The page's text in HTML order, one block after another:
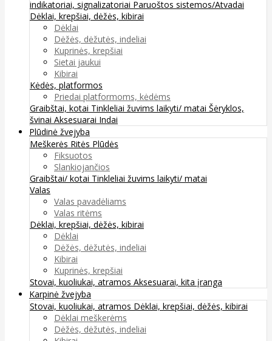
indikatoriai, signalizatoriai Paruoštos sistemos/Atvadai
Dėklai, krepšiai, dėžės, kibirai
Dėklai
Dėžės, dėžutės, indeliai
Kuprinės, krepšiai
Sietai jaukui
Kibirai
Kėdės, platformos
Priedai platformoms, kėdėms
Graibštai, kotai Tinkleliai žuvims laikyti/ matai Šėryklos,
švinai Aksesuarai Indai
Plūdinė žvejyba
Meškerės Ritės Plūdės
Fiksuotos
Slankiojančios
Graibštai/ kotai Tinkleliai žuvims laikyti/ matai
Valas
Valas pavadėliams
Valas ritėms
Dėklai, krepšiai, dėžės, kibirai
Dėklai
Dėžės, dėžutės, indeliai
Kibirai
Kuprinės, krepšiai
Stovai, kuoliukai, atramos Aksesuarai, kita įranga
Karpinė žvejyba
Stovai, kuoliukai, atramos Dėklai, krepšiai, dėžės, kibirai
Dėklai meškerėms
Dėžės, dėžutės, indeliai